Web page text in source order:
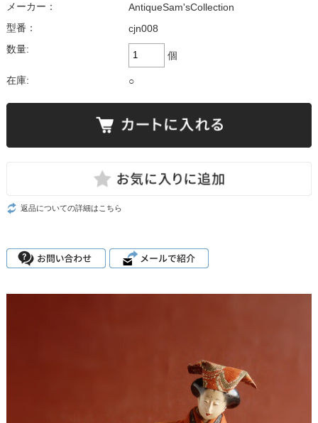
メーカー：
AntiqueSam'sCollection
型番：
cjn008
数量:
個
在庫: ○
返品についての詳細はこちら